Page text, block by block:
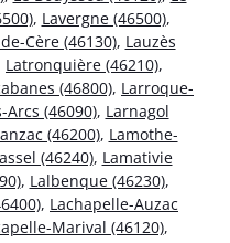
, Lavergne (46500),
Cère (46130), Lauzès
Latronquière (46210),
(46800), Larroque-
(46090), Larnagol
(46200), Lamothe-
(46240), Lamativie
, Lalbenque (46230),
, Lachapelle-Auzac
Marival (46120),